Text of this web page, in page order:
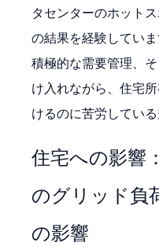
タセンターのホット
の結果を経験してい
積極的な需要管理、
け入れながら、住宅
けるのに苦労している
住宅への影響
のグリッド負
の影響